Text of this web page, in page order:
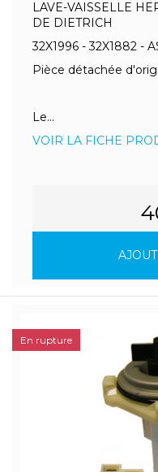
LAVE-VAISSELLE
DE DIETRICH
32X1996 - 32X1882 -
Pièce détachée
Le...
VOIR LA FICHE
En rupture